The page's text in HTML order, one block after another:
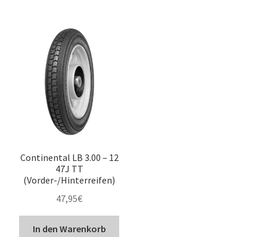
Continental LB 3.00 – 12
47J TT
(Vorder-/Hinterreifen)
47,95€
In den Warenkorb